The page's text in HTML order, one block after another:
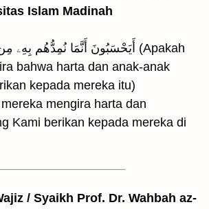
Islam Madinah
bahwa harta dan anak-anak
kepada mereka itu)
mengira harta dan
Kami berikan kepada mereka di
/ Syaikh Prof. Dr. Wahbah az-